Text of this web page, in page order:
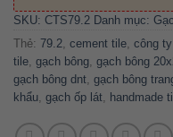
SKU: CTS79.2 Danh mục:
Thẻ: 79.2 cement tile công
tile gạch bông gạch bông
gạch bông dnt gạch bông
khẩu gạch ốp lát handmade